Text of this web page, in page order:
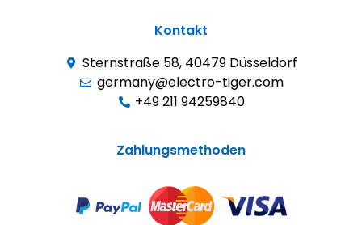
Kontakt
Sternstraße 58, 40479 Düsseldorf
germany@electro-tiger.com
+49 211 94259840
Zahlungsmethoden